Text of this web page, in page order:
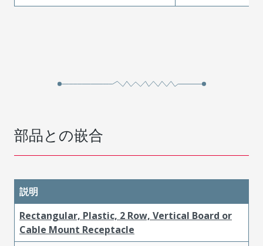
部品との嵌合
説明
Rectangular, Plastic, 2 Row, Vertical Board or
Cable Mount Receptacle